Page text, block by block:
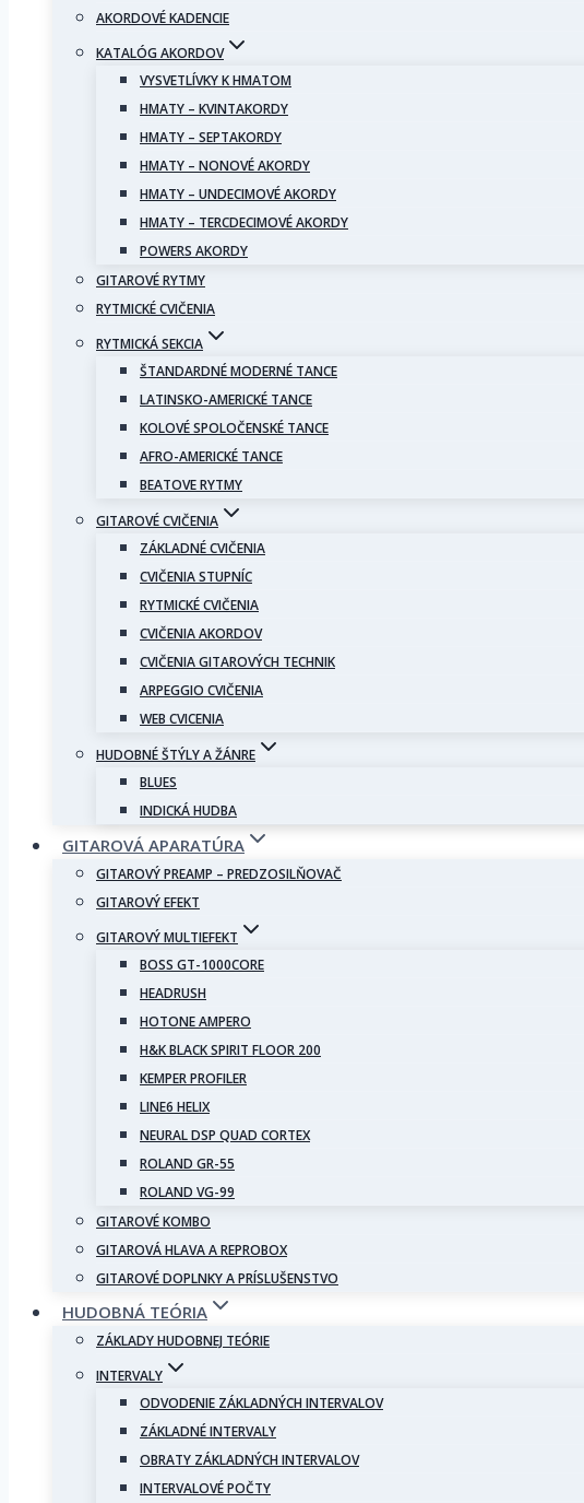
AKORDOVÉ KADENCIE
KATALÓG AKORDOV
VYSVETLÍVKY K HMATOM
HMATY – KVINTAKORDY
HMATY – SEPTAKORDY
HMATY – NONOVÉ AKORDY
HMATY – UNDECIMOVÉ AKORDY
HMATY – TERCDECIMOVÉ AKORDY
POWERS AKORDY
GITAROVÉ RYTMY
RYTMICKÉ CVIČENIA
RYTMICKÁ SEKCIA
ŠTANDARDNÉ MODERNÉ TANCE
LATINSKO-AMERICKÉ TANCE
KOLOVÉ SPOLOČENSKÉ TANCE
AFRO-AMERICKÉ TANCE
BEATOVE RYTMY
GITAROVÉ CVIČENIA
ZÁKLADNÉ CVIČENIA
CVIČENIA STUPNÍC
RYTMICKÉ CVIČENIA
CVIČENIA AKORDOV
CVIČENIA GITAROVÝCH TECHNIK
ARPEGGIO CVIČENIA
WEB CVICENIA
HUDOBNÉ ŠTÝLY A ŽÁNRE
BLUES
INDICKÁ HUDBA
GITAROVÁ APARATÚRA
GITAROVÝ PREAMP – PREDZOSILŇOVAČ
GITAROVÝ EFEKT
GITAROVÝ MULTIEFEKT
BOSS GT-1000CORE
HEADRUSH
HOTONE AMPERO
H&K BLACK SPIRIT FLOOR 200
KEMPER PROFILER
LINE6 HELIX
NEURAL DSP QUAD CORTEX
ROLAND GR-55
ROLAND VG-99
GITAROVÉ KOMBO
GITAROVÁ HLAVA A REPROBOX
GITAROVÉ DOPLNKY A PRÍSLUŠENSTVO
HUDOBNÁ TEÓRIA
ZÁKLADY HUDOBNEJ TEÓRIE
INTERVALY
ODVODENIE ZÁKLADNÝCH INTERVALOV
ZÁKLADNÉ INTERVALY
OBRATY ZÁKLADNÝCH INTERVALOV
INTERVALOVÉ POČTY